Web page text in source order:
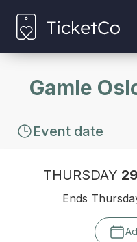
Gamle
Event date
THURSDAY
Ends